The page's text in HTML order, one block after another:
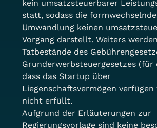
kein umsatzsteuerbarer
statt, sodass die formwechselnde
Umwandlung keinen
Vorgang darstellt. Weiters
Tatbestände des
Grunderwerbsteuergesetzes (für
dass das Startup über
Liegenschaftsvermögen verfügen
nicht erfüllt.
Aufgrund der Erläuterungen zur
Regierungsvorlage sind keine